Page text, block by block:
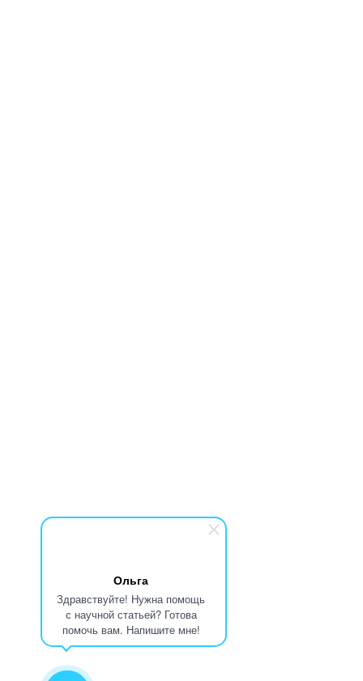
Ольга
Здравствуйте! Нужна помощь
с научной статьей? Готова
помочь вам. Напишите мне!